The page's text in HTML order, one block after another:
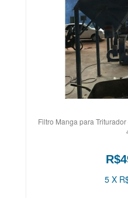
Filtro Manga para
5 X